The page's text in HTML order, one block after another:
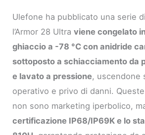
Ulefone ha pubblicato una serie
l’Armor 28 Ultraviene congelato
ghiaccio a -78 °C con anidride
sottoposto a schiacciamento da
e lavato a pressione, uscendone
operativo e privo di danni.
non sono marketing iperbolico,
certificazione IP68/IP69K e lo